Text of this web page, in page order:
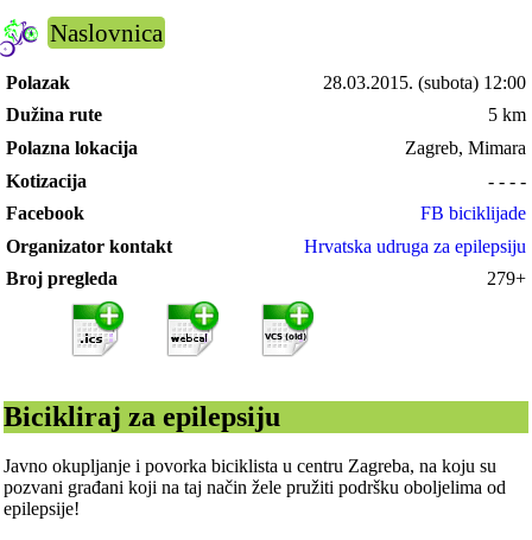
Naslovnica
Polazak 28.03.2015. (subota) 12:00
Dužina rute
5 km
Polazna lokacija
Zagreb, Mimara
Kotizacija
- - - -
Facebook
FB biciklijade
Organizator kontakt
Hrvatska udruga za epilepsiju
Broj pregleda
279+
Bicikliraj za epilepsiju
Javno okupljanje i povorka biciklista u centru Zagreba, na koju su
pozvani građani koji na taj način žele pružiti podršku oboljelima od
epilepsije!